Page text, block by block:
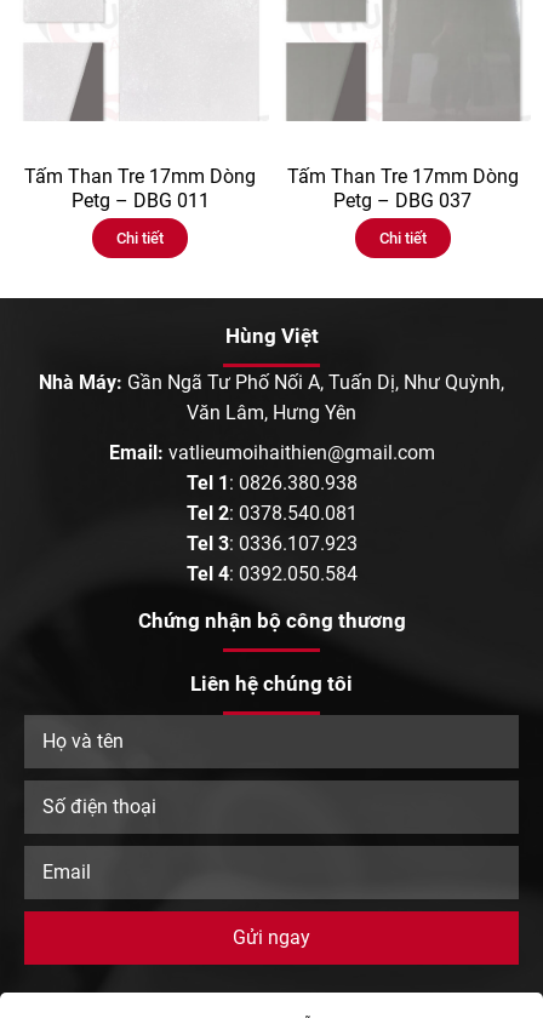
Tấm Than Tre 17mm Dòng
Petg – DBG 011
Chi tiết
Tấm Than Tre 17mm Dòng
Petg – DBG 037
Chi tiết
Hùng Việt
Nhà Máy: Gần Ngã Tư Phố Nối A, Tuấn Dị, Như Quỳnh,
Văn Lâm, Hưng Yên
Email: vatlieumoihaithien@gmail.com
Tel 1: 0826.380.938
Tel 2: 0378.540.081
Tel 3: 0336.107.923
Tel 4: 0392.050.584
Chứng nhận bộ công thương
Liên hệ chúng tôi